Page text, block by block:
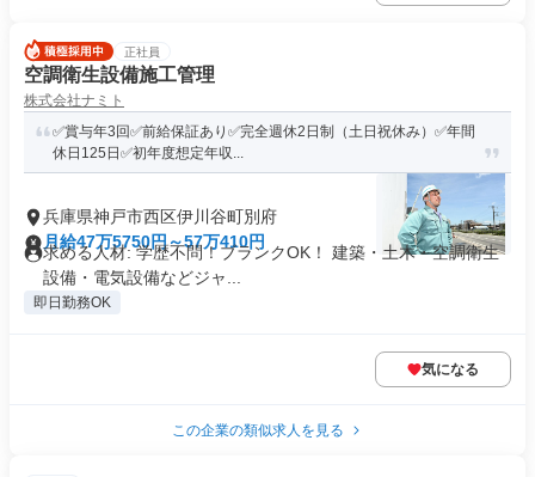
正社員
空調衛生設備施工管理
株式会社ナミト
✅賞与年3回✅前給保証あり✅完全週休2日制（土日祝休み）✅年間
休日125日✅初年度想定年収...
兵庫県神戸市西区伊川谷町別府
月給47万5750円～57万410円
求める人材: 学歴不問！ブランクOK！ 建築・土木・空調衛生
設備・電気設備などジャ...
即日勤務OK
気になる
この企業の類似求人を見る